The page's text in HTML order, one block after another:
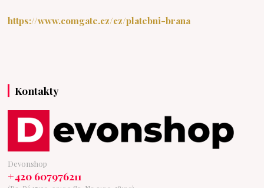
https://www.comgate.cz/cz/platebni-brana
Kontakty
Devonshop
+420 607976211